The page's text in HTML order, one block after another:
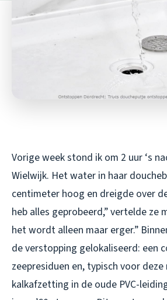
Vorige week stond ik om 2 uur ‘s
Wielwijk. Het water in haar
centimeter hoog en dreigde over
heb alles geprobeerd,” vertelde ze
het wordt alleen maar erger.”
de verstopping gelokaliseerd: een
zeepresiduen en, typisch voor
kalkafzetting in de oude PVC-